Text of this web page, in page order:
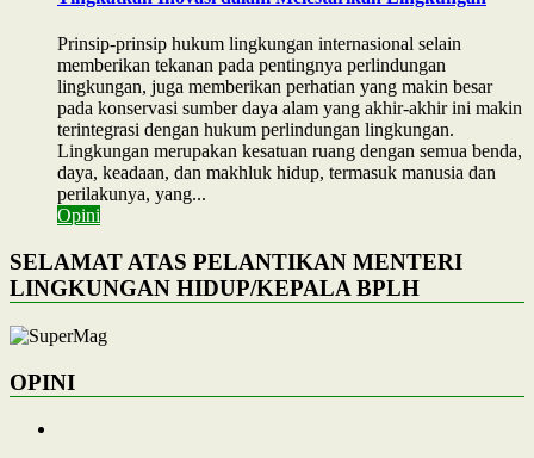
Prinsip-prinsip hukum lingkungan internasional selain
memberikan tekanan pada pentingnya perlindungan
lingkungan, juga memberikan perhatian yang makin besar
pada konservasi sumber daya alam yang akhir-akhir ini makin
terintegrasi dengan hukum perlindungan lingkungan.
Lingkungan merupakan kesatuan ruang dengan semua benda,
daya, keadaan, dan makhluk hidup, termasuk manusia dan
perilakunya, yang...
Opini
SELAMAT ATAS PELANTIKAN MENTERI
LINGKUNGAN HIDUP/KEPALA BPLH
OPINI